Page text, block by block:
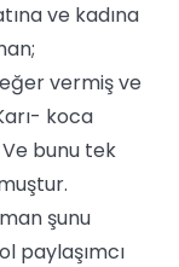
ve kadına
vermiş ve
koca
bunu tek
şunu
paylaşımcı